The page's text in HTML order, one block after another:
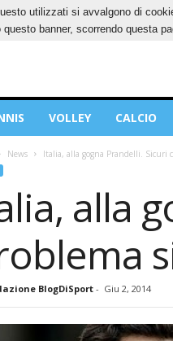
AGOSTO 2026 CONTATTI
VOLLEY CALCIO
News Italia, alla gogna Prandelli. Sicuri
alla
BlogDiSport- Giu 2, 2014
utilizzati si avvalgono di
questo banner, scorrendo questa